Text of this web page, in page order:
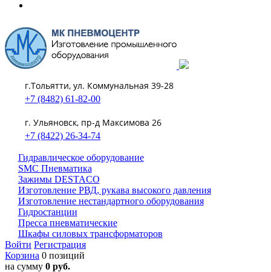
г.Тольятти, ул. Коммунальная 39-28
+7 (8482) 61-82-00
г. Ульяновск, пр-д Максимова 26
+7 (8422) 26-34-74
Гидравлическое оборудование
SMC Пневматика
Зажимы DESTACO
Изготовление РВД, рукава высокого давления
Изготовление нестандартного оборудования
Гидростанции
Пресса пневматические
Шкафы силовых трансформаторов
Войти Регистрация
Корзина 0 позиций
на сумму 0 руб.